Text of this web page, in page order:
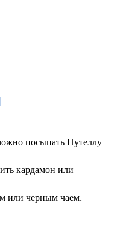
посыпать Нутеллу
кардамон или
или черным чаем.